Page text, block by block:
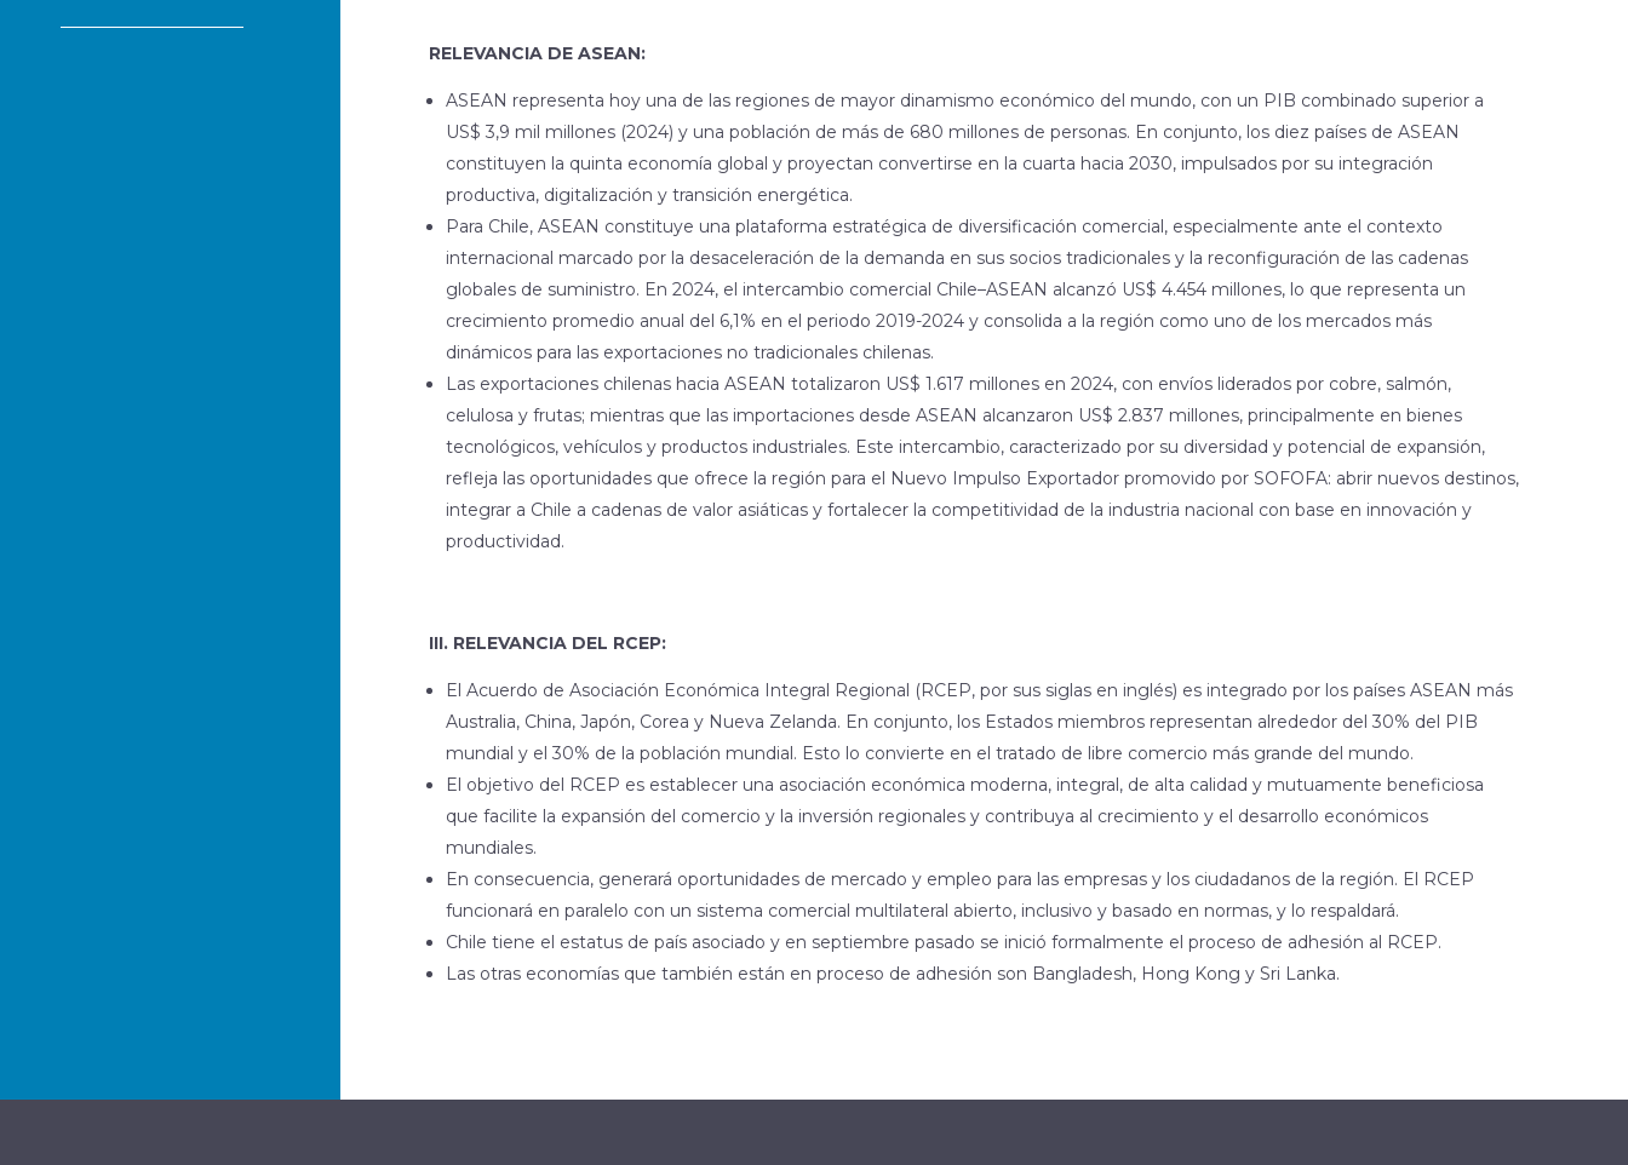
RELEVANCIA DE ASEAN:
ASEAN representa hoy una de las regiones de mayor dinamismo económico del mundo, con un PIB combinado superior a
US$ 3,9 mil millones (2024) y una población de más de 680 millones de personas. En conjunto, los diez países de ASEAN
constituyen la quinta economía global y proyectan convertirse en la cuarta hacia 2030, impulsados por su integración
productiva, digitalización y transición energética.
Para Chile, ASEAN constituye una plataforma estratégica de diversificación comercial, especialmente ante el contexto
internacional marcado por la desaceleración de la demanda en sus socios tradicionales y la reconfiguración de las cadenas
globales de suministro. En 2024, el intercambio comercial Chile–ASEAN alcanzó US$ 4.454 millones, lo que representa un
crecimiento promedio anual del 6,1% en el periodo 2019-2024 y consolida a la región como uno de los mercados más
dinámicos para las exportaciones no tradicionales chilenas.
Las exportaciones chilenas hacia ASEAN totalizaron US$ 1.617 millones en 2024, con envíos liderados por cobre, salmón,
celulosa y frutas; mientras que las importaciones desde ASEAN alcanzaron US$ 2.837 millones, principalmente en bienes
tecnológicos, vehículos y productos industriales. Este intercambio, caracterizado por su diversidad y potencial de expansión,
refleja las oportunidades que ofrece la región para el Nuevo Impulso Exportador promovido por SOFOFA: abrir nuevos destinos,
integrar a Chile a cadenas de valor asiáticas y fortalecer la competitividad de la industria nacional con base en innovación y
productividad.
III. RELEVANCIA DEL RCEP:
El Acuerdo de Asociación Económica Integral Regional (RCEP, por sus siglas en inglés) es integrado por los países ASEAN más
Australia, China, Japón, Corea y Nueva Zelanda. En conjunto, los Estados miembros representan alrededor del 30% del PIB
mundial y el 30% de la población mundial. Esto lo convierte en el tratado de libre comercio más grande del mundo.
El objetivo del RCEP es establecer una asociación económica moderna, integral, de alta calidad y mutuamente beneficiosa
que facilite la expansión del comercio y la inversión regionales y contribuya al crecimiento y el desarrollo económicos
mundiales.
En consecuencia, generará oportunidades de mercado y empleo para las empresas y los ciudadanos de la región. El RCEP
funcionará en paralelo con un sistema comercial multilateral abierto, inclusivo y basado en normas, y lo respaldará.
Chile tiene el estatus de país asociado y en septiembre pasado se inició formalmente el proceso de adhesión al RCEP.
Las otras economías que también están en proceso de adhesión son Bangladesh, Hong Kong y Sri Lanka.